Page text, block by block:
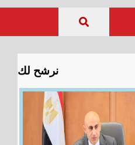
نرشح لك